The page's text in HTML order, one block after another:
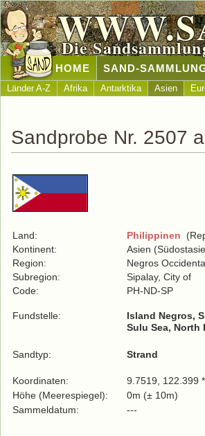
Die
HOME SAND-
Länder A-Z Afrika Antarktika Asien
Sandprobe Nr. 2507
Land: Philippinen
Kontinent:
Asien
Region:
Negros
Subregion:
Sipalay, City of
Code:
PH-ND-SP
Fundstelle:
Island Negros,
Sulu Sea, North
Sandtyp: Strand
Koordinaten:
9.7519, 122.399 *
Höhe (Meerespiegel):
0m (± 10m)
Sammeldatum:
---